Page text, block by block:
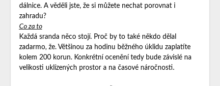
dálnice. A věděli jste, že si můžete nechat porovnat i
zahradu?
Co za to
Každá sranda něco stojí. Proč by to také někdo dělal
zadarmo, že. Většinou za hodinu běžného úklidu zaplatíte
kolem 200 korun. Konkrétní ocenění tedy bude závislé na
velikosti uklízených prostor a na časové náročnosti.